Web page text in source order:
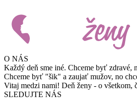
O NÁS
Každý deň sme iné. Chceme byť zdravé,
Chceme byť "šik" a zaujať mužov, no
Vitaj medzi nami! Deň ženy - o všetkom,
SLEDUJTE NÁS